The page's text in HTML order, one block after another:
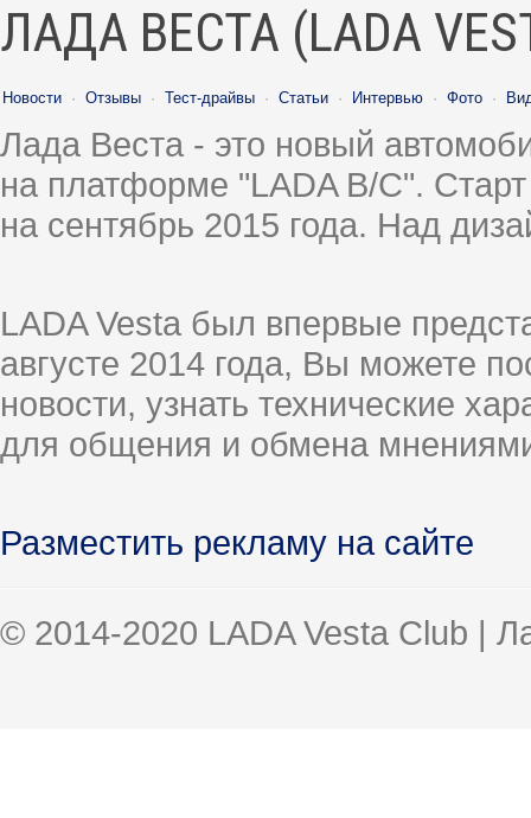
ЛАДА ВЕСТА (LADA
Новости · Отзывы · Тест-драйвы · Статьи · Интервью · Фото ·
Лада Веста - это новый
на платформе "LADA B/C".
на сентябрь 2015 года. Над
LADA Vesta был впервые
августе 2014 года, Вы можете
новости, узнать технические
для общения и обмена
Разместить рекламу на сайте
© 2014-2020 LADA Vesta Club |